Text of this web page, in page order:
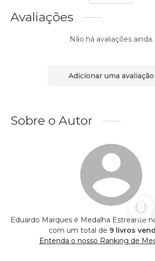
Avaliações
Não há avaliações ainda.
Adicionar uma avaliação
Sobre o Autor
Eduardo Marques é Medalha Estreante
com um total de 9 livros
Entenda o nosso Ranking de